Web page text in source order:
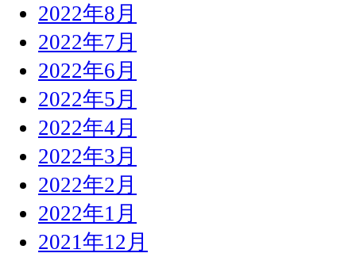
2022年8月
2022年7月
2022年6月
2022年5月
2022年4月
2022年3月
2022年2月
2022年1月
2021年12月